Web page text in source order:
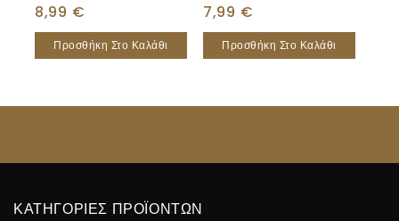
Apple Watch
1/2/3/4/5/6/7/8/9/se/ultra
1/ultra 2 Μαύρο Nylon
8,99 €
Προσθήκη Στο Καλάθι
Nylon Για Apple Watch
Series
1/2/3/4/5/6/7/8/SE/Ultra
7,99 €
Προσθήκη Στο Καλάθι
ΚΑΤΗΓΟΡΙΕΣ ΠΡΟΪΟΝΤΩΝ